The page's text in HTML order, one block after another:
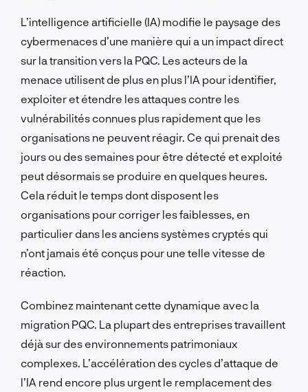
L’intelligence artificielle (IA) modifie le paysage des
cybermenaces d’une manière qui a un impact direct
sur la transition vers la PQC. Les acteurs de la
menace utilisent de plus en plus l’IA pour identifier,
exploiter et étendre les attaques contre les
vulnérabilités connues plus rapidement que les
organisations ne peuvent réagir. Ce qui prenait des
jours ou des semaines pour être détecté et exploité
peut désormais se produire en quelques heures.
Cela réduit le temps dont disposent les
organisations pour corriger les faiblesses, en
particulier dans les anciens systèmes cryptés qui
n’ont jamais été conçus pour une telle vitesse de
réaction.
Combinez maintenant cette dynamique avec la
migration PQC. La plupart des entreprises travaillent
déjà sur des environnements patrimoniaux
complexes. L’accélération des cycles d’attaque de
l’IA rend encore plus urgent le remplacement des